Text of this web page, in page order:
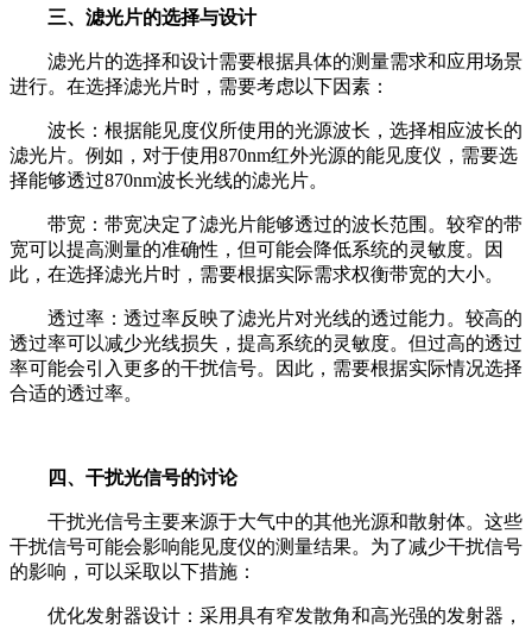
三、滤光片的选择与设计
滤光片的选择和设计需要根据具体的测量需求和应用场景
进行。在选择滤光片时，需要考虑以下因素：
波长：根据能见度仪所使用的光源波长，选择相应波长的
滤光片。例如，对于使用870nm红外光源的能见度仪，需要选
择能够透过870nm波长光线的滤光片。
带宽：带宽决定了滤光片能够透过的波长范围。较窄的带
宽可以提高测量的准确性，但可能会降低系统的灵敏度。因
此，在选择滤光片时，需要根据实际需求权衡带宽的大小。
透过率：透过率反映了滤光片对光线的透过能力。较高的
透过率可以减少光线损失，提高系统的灵敏度。但过高的透过
率可能会引入更多的干扰信号。因此，需要根据实际情况选择
合适的透过率。
四、干扰光信号的讨论
干扰光信号主要来源于大气中的其他光源和散射体。这些
干扰信号可能会影响能见度仪的测量结果。为了减少干扰信号
的影响，可以采取以下措施：
优化发射器设计：采用具有窄发散角和高光强的发射器，